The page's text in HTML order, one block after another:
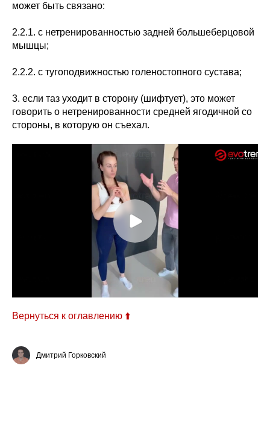
может быть связано:
2.2.1. с нетренированностью задней большеберцовой
мышцы;
2.2.2. с тугоподвижностью голеностопного сустава;
3. если таз уходит в сторону (шифтует), это может
говорить о нетренированности средней ягодичной со
стороны, в которую он съехал.
Вернуться к оглавлению ⬆️
Дмитрий Горковский